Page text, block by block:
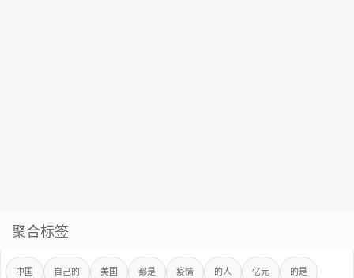
聚合标签
中国 自己的 美国 都是 疫情 的人 亿元 的是